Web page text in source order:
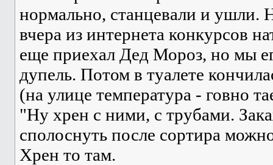
нормально, станцевали и ушли.
вчера из интернета конкурсов
еще приехал Дед Мороз, но мы
дупель. Потом в туалете
(на улице температура - говно
"Ну хрен с ними, с трубами.
сполоснуть после сортира
Хрен то там.